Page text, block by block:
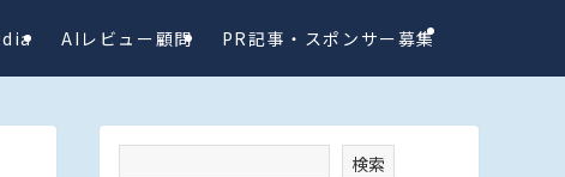
AIレビュー顧問 PR記事・スポンサー募集
検索